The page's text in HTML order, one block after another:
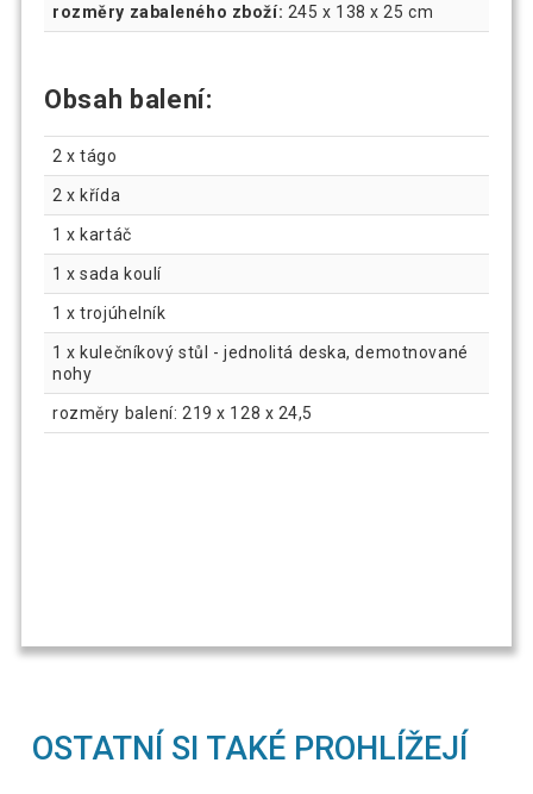
rozměry zabaleného zboží: 245 x 138 x 25 cm
Obsah balení:
2 x tágo
2 x křída
1 x kartáč
1 x sada koulí
1 x trojúhelník
1 x kulečníkový stůl - jednolitá deska, demotnované
nohy
rozměry balení: 219 x 128 x 24,5
OSTATNÍ SI TAKÉ PROHLÍŽEJÍ